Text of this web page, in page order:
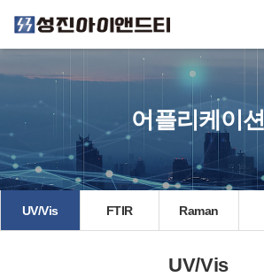
어플리케이션
UV/Vis FTIR Raman
UV/Vis